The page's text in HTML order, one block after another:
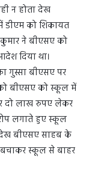
न होता देख
डीएम को शिकायत
कुमार ने बीएसए को
दिया था।
गुस्सा बीएसए पर
बीएसए को स्कूल में
दो लाख रुपए लेकर
लगाते हुए स्कूल
देख बीएसए साहब के
स्कूल से बाहर